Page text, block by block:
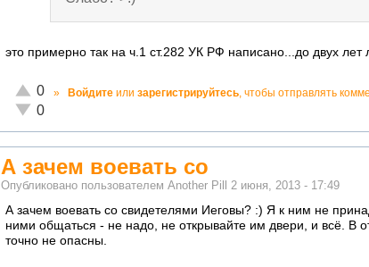
это примерно так на ч.1 ст.282 УК РФ написано...до двух
Отлично!
0
Неадекватно!
0
» Войдите или зарегистрируйтесь , чтобы отправлять
А зачем воевать со
Опубликовано пользователем Another Pill 2 июня, 2013 - 17:49
А зачем воевать со свидетелями Иеговы? :) Я к ним не
ними общаться - не надо, не открывайте им двери, и всё. В
точно не опасны.